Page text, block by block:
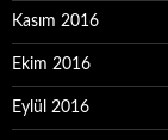
Kasım 2016
Ekim 2016
Eylül 2016